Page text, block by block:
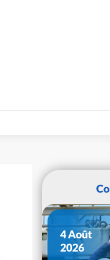
4 Août
2026